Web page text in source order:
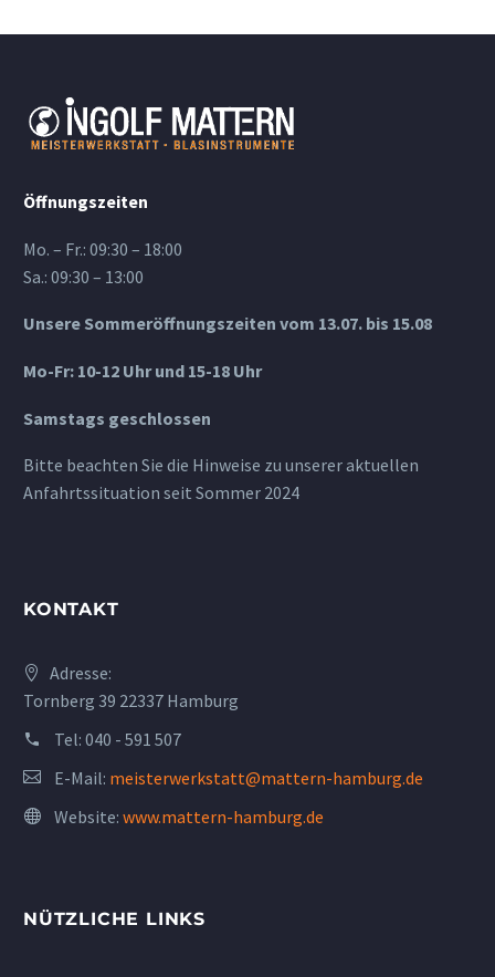
Öffnungszeiten
Mo. – Fr.: 09:30 – 18:00
Sa.: 09:30 – 13:00
Unsere Sommeröffnungszeiten vom 13.07. bis 15.08
Mo-Fr: 10-12 Uhr und 15-18 Uhr
Samstags geschlossen
Bitte beachten Sie die Hinweise zu unserer aktuellen
Anfahrtssituation seit Sommer 2024
KONTAKT
Adresse:
Tornberg 39 22337 Hamburg
Tel: 040 - 591 507
E-Mail: meisterwerkstatt@mattern-hamburg.de
Website: www.mattern-hamburg.de
NÜTZLICHE LINKS